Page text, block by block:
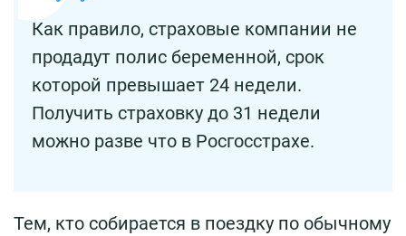
Как правило, страховые компании не
продадут полис беременной, срок
которой превышает 24 недели.
Получить страховку до 31 недели
можно разве что в Росгосстрахе.
Тем, кто собирается в поездку по обычному